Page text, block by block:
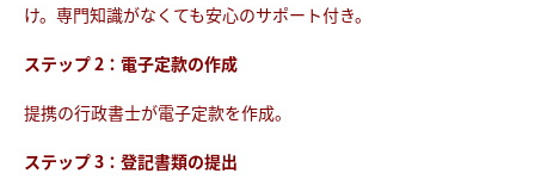
け。専門知識がなくても安心のサポート付き。
ステップ 2：電子定款の作成
提携の行政書士が電子定款を作成。
ステップ 3：登記書類の提出